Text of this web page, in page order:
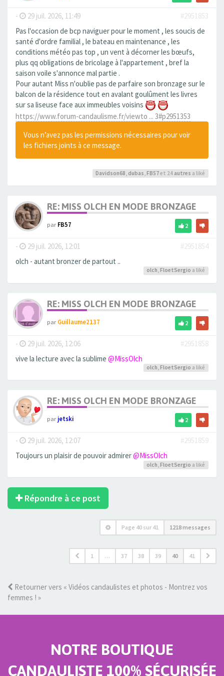
- 29 juil. 2026, 11:49
#2951853
Pas l'occasion de bcp naviguer pour le moment , les soucis de
santé d'ordre familial , le bateau en maintenance , les
conditions météo pas top , un vent à décorner les bœufs,
plus qq obligations de bricolage à l'appartement , bref la
saison voile s'annonce mal partie .
Pour autant Miss n'oublie pas de parfaire son bronzage sur le
balcon de la résidence tout en avalant goulûment les livres
sur sa liseuse face aux immeubles voisins
https://www.forum-candaulisme.fr/viewto ... 3#p2951353
Vous n’avez pas les permissions nécessaires pour voir
les fichiers joints à ce message.
Davidson68 dubas FB57et 24 autres a liké
RE: MISS OLCH EN MODE BRONZAGE
parFB57 2
- 29 juil. 2026, 12:01
#2951854
olch - autant bronzer de partout ..
olch, FloetSergio a liké
RE: MISS OLCH EN MODE BRONZAGE
parGuillaume2137 2
- 29 juil. 2026, 12:06
#2951858
vive la lecture avec la sublime @MissOlch
olch, FloetSergio a liké
RE: MISS OLCH EN MODE BRONZAGE
parjetski 2
- 29 juil. 2026, 12:07
#2951859
Toujours un plaisir de pouvoir admirer@MissOlch
olch FloetSergio a liké
Répondre à ce post
Page 40 sur 41 1218 messages
1 … 37 38 39 40 41
Retourner vers « Vidéos candaulistes et photos - Montrez vos
femmes ! »
NOTRE BOUTIQUE
CANDAULISTE 100% SÉCURISÉE